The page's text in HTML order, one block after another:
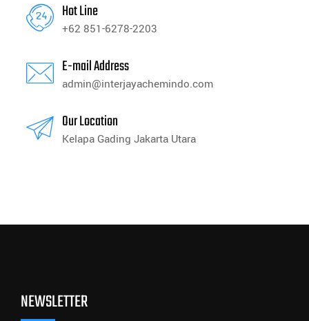
Hot Line
+62 851-6278-2203
E-mail Address
admin@interjayachemindo.com
Our Location
Kelapa Gading Jakarta Utara
NEWSLETTER